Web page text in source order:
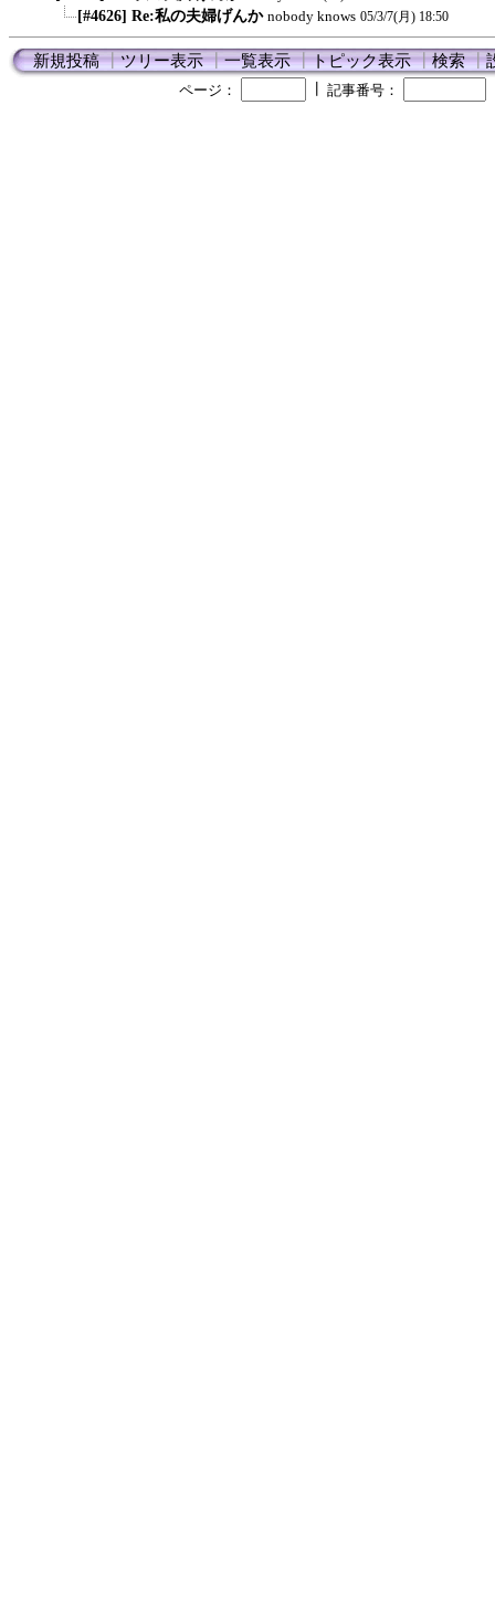
[#4626] Re:私の夫婦げんか nobody knows 05/3/7(月) 18:50
新規投稿┃ツリー表示┃一覧表示┃トピック表示┃検索┃
ページ： 記事番号：